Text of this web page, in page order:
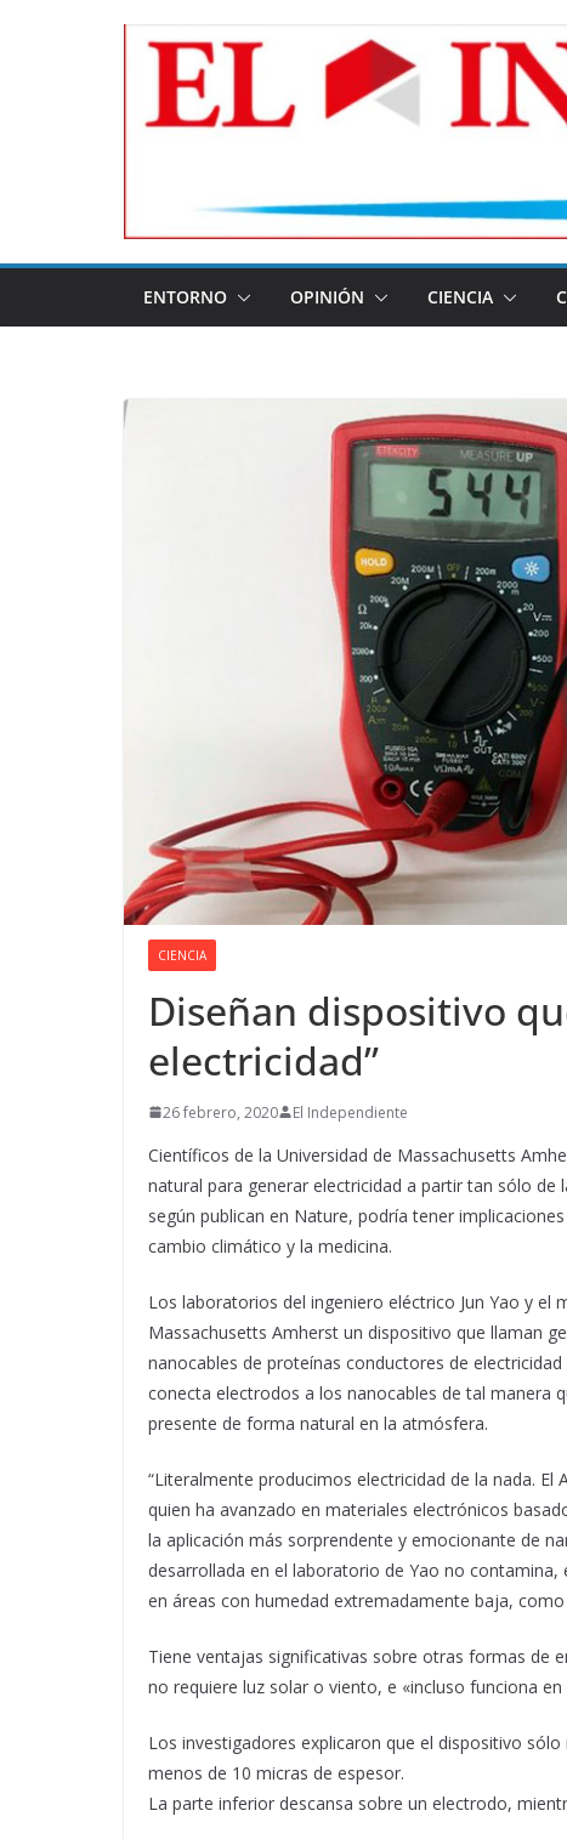
ENTORNO OPINIÓN CIENCIA
CIENCIA
Diseñan dispositivo
electricidad”
26 febrero, 2020 El Independiente
Científicos de la Universidad de Massachusetts
natural para generar electricidad a partir tan sólo de
según publican en Nature, podría tener
cambio climático y la medicina.
Los laboratorios del ingeniero eléctrico Jun Yao y el
Massachusetts Amherst un dispositivo que llaman
nanocables de proteínas conductores de
conecta electrodos a los nanocables de tal manera
presente de forma natural en la atmósfera.
“Literalmente producimos electricidad de la nada. El
quien ha avanzado en materiales electrónicos
la aplicación más sorprendente y emocionante de
desarrollada en el laboratorio de Yao no
en áreas con humedad extremadamente baja,
Tiene ventajas significativas sobre otras formas de
no requiere luz solar o viento, e «incluso funciona
Los investigadores explicaron que el dispositivo
menos de 10 micras de espesor.
La parte inferior descansa sobre un electrodo,